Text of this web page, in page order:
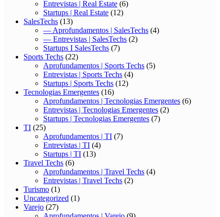
Entrevistas | Real Estate (6)
Startups | Real Estate (12)
SalesTechs (13)
— Aprofundamentos | SalesTechs (4)
— Entrevistas | SalesTechs (2)
Startups I SalesTechs (7)
Sports Techs (22)
Aprofundamentos | Sports Techs (5)
Entrevistas | Sports Techs (4)
Startups | Sports Techs (12)
Tecnologias Emergentes (16)
Aprofundamentos | Tecnologias Emergentes (6)
Entrevistas | Tecnologias Emergentes (2)
Startups | Tecnologias Emergentes (7)
TI (25)
Aprofundamentos | TI (7)
Entrevistas | TI (4)
Startups | TI (13)
Travel Techs (6)
Aprofundamentos | Travel Techs (4)
Entrevistas | Travel Techs (2)
Turismo (1)
Uncategorized (1)
Varejo (27)